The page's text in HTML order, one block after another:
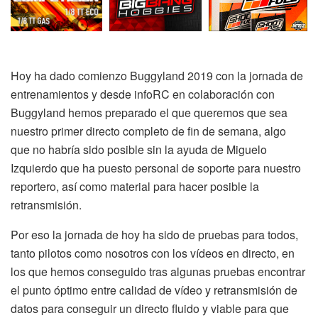
Hoy ha dado comienzo Buggyland 2019 con la jornada de
entrenamientos y desde infoRC en colaboración con
Buggyland hemos preparado el que queremos que sea
nuestro primer directo completo de fin de semana, algo
que no habría sido posible sin la ayuda de Miguelo
Izquierdo que ha puesto personal de soporte para nuestro
reportero, así como material para hacer posible la
retransmisión.
Por eso la jornada de hoy ha sido de pruebas para todos,
tanto pilotos como nosotros con los vídeos en directo, en
los que hemos conseguido tras algunas pruebas encontrar
el punto óptimo entre calidad de vídeo y retransmisión de
datos para conseguir un directo fluido y viable para que